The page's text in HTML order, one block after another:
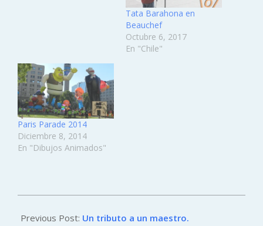
Tata Barahona en
Beauchef
Octubre 6, 2017
En "Chile"
Paris Parade 2014
Diciembre 8, 2014
En "Dibujos Animados"
12-
Previous Post: Un tributo a un maestro.